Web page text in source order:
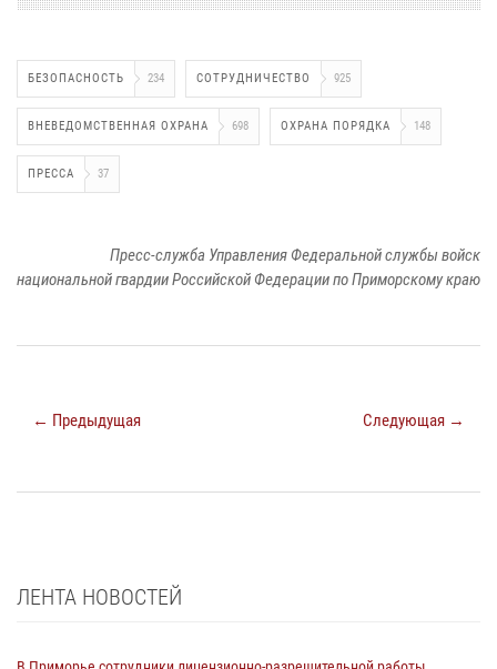
БЕЗОПАСНОСТЬ 234 СОТРУДНИЧЕСТВО 925
ВНЕВЕДОМСТВЕННАЯ ОХРАНА 698 ОХРАНА ПОРЯДКА 148
ПРЕССА 37
Пресс-служба Управления Федеральной службы войск
национальной гвардии Российской Федерации по Приморскому краю
← Предыдущая Следующая →
ЛЕНТА НОВОСТЕЙ